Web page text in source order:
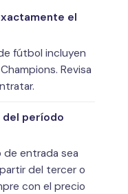
el
fútbol incluyen
Revisa
del período
de entrada sea
del tercer o
con el precio